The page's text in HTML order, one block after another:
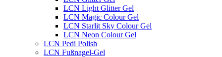
LCN Light Glitter Gel
LCN Magic Colour Gel
LCN Starlit Sky Colour Gel
LCN Neon Colour Gel
LCN Pedi Polish
LCN Fußnagel-Gel